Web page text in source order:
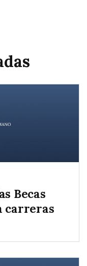
Becas
carreras